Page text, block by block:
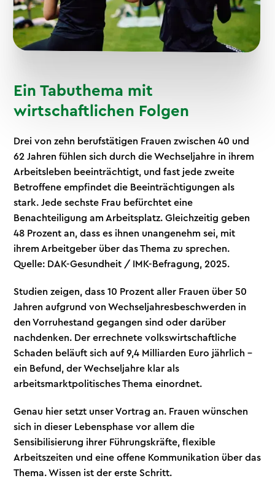
Ein Tabuthema mit
wirtschaftlichen Folgen
Drei von zehn berufstätigen Frauen zwischen 40 und
62 Jahren fühlen sich durch die Wechseljahre in ihrem
Arbeitsleben beeinträchtigt, und fast jede zweite
Betroffene empfindet die Beeinträchtigungen als
stark. Jede sechste Frau befürchtet eine
Benachteiligung am Arbeitsplatz. Gleichzeitig geben
48 Prozent an, dass es ihnen unangenehm sei, mit
ihrem Arbeitgeber über das Thema zu sprechen.
Quelle: DAK-Gesundheit / IMK-Befragung, 2025.
Studien zeigen, dass 10 Prozent aller Frauen über 50
Jahren aufgrund von Wechseljahresbeschwerden in
den Vorruhestand gegangen sind oder darüber
nachdenken. Der errechnete volkswirtschaftliche
Schaden beläuft sich auf 9,4 Milliarden Euro jährlich –
ein Befund, der Wechseljahre klar als
arbeitsmarktpolitisches Thema einordnet.
Genau hier setzt unser Vortrag an. Frauen wünschen
sich in dieser Lebensphase vor allem die
Sensibilisierung ihrer Führungskräfte, flexible
Arbeitszeiten und eine offene Kommunikation über das
Thema. Wissen ist der erste Schritt.